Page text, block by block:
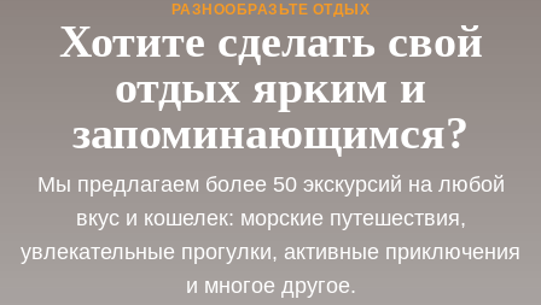
РАЗНООБРАЗЬТЕ ОТДЫХ
Хотите сделать свой
отдых ярким и
запоминающимся?
Мы предлагаем более 50 экскурсий на любой
вкус и кошелек: морские путешествия,
увлекательные прогулки, активные приключения
и многое другое.